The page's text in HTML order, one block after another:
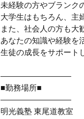
未経験の方やブランク
大学生はもちろん、主
また、社会人の方も大
あなたの知識や経験を
生徒の成長をサポート
―――――――――
■勤務場所■
―――――――――
明光義塾 東尾道教室